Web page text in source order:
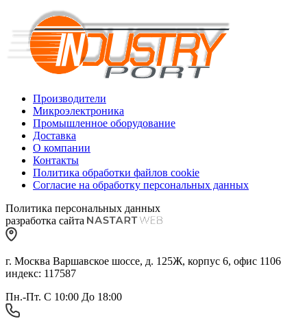
Производители
Микроэлектроника
Промышленное оборудование
Доставка
О компании
Контакты
Политика обработки файлов cookie
Согласие на обработку персональных данных
Политика персональных данных
разработка сайта
г. Москва Варшавское шоссе, д. 125Ж, корпус 6, офис 1106
индекс: 117587
Пн.-Пт. С 10:00 До 18:00